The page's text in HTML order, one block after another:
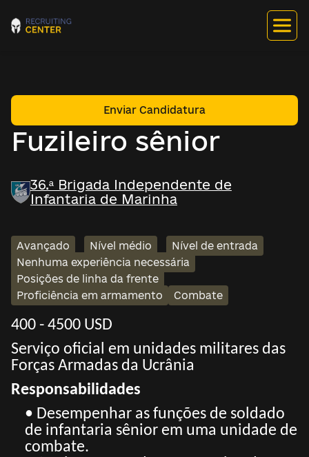
Fuzileiro sênior
Enviar Candidatura
36.ª Brigada Independente de
Infantaria de Marinha
Avançado Nível médio
Nível de entrada
Nenhuma experiência necessária
Posições de linha da frente
Proficiência em armamento
Combate
400 - 4500 USD
Serviço oficial em unidades militares das
Forças Armadas da Ucrânia
Responsabilidades
• Desempenhar as funções de soldado
de infantaria sênior em uma unidade de
combate.